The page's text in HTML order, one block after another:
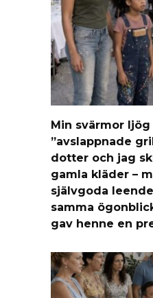
Min svärmor ljög
”avslappnade
dotter och jag
gamla kläder –
självgoda
samma
gav henne en